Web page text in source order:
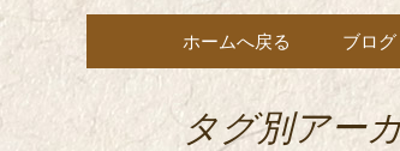
コンテンツへ移動
ホームへ戻る ブロ
タグ別アー